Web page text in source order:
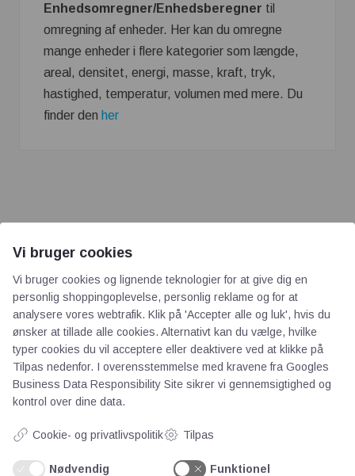
Enhedsomregner/Enhedsberegner til
omregning af enheder. Her kan du omregne
mange enheder i flere kategorier som længde,
areal, densitet, energi, masse, kraft, tryk,
hastighed, temperatur, volumen med mere. Du
finder den her
AOT
Om os
Priser
Kontakt
Persondata
Videncentre
Vi bruger cookies
Vi bruger cookies og lignende teknologier for at give dig en
personlig shoppingoplevelse, personlig reklame og for at
analysere vores webtrafik. Klik på 'Accepter alle og luk', hvis du
ønsker at tillade alle cookies. Alternativt kan du vælge, hvilke
typer cookies du vil acceptere eller deaktivere ved at klikke på
Tilpas nedenfor. I overensstemmelse med kravene fra Googles
Business Data Responsibility Site sikrer vi gennemsigtighed og
kontrol over dine data.
Cookie- og privatlivspolitik Tilpas
Nødvendig
Funktionel